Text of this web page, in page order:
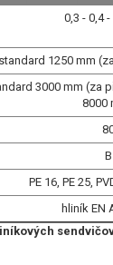
0,3 - 0,4
standard 1250 mm
3000 mm (za
8000
B
PE 16, PE 25,
hliník EN